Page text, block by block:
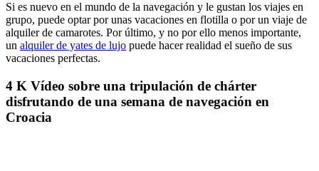
Si es nuevo en el mundo de la navegación y le gustan los viajes en
grupo, puede optar por unas vacaciones en flotilla o por un viaje de
alquiler de camarotes. Por último, y no por ello menos importante,
un alquiler de yates de lujo puede hacer realidad el sueño de sus
vacaciones perfectas.
4 K Vídeo sobre una tripulación de chárter
disfrutando de una semana de navegación en
Croacia